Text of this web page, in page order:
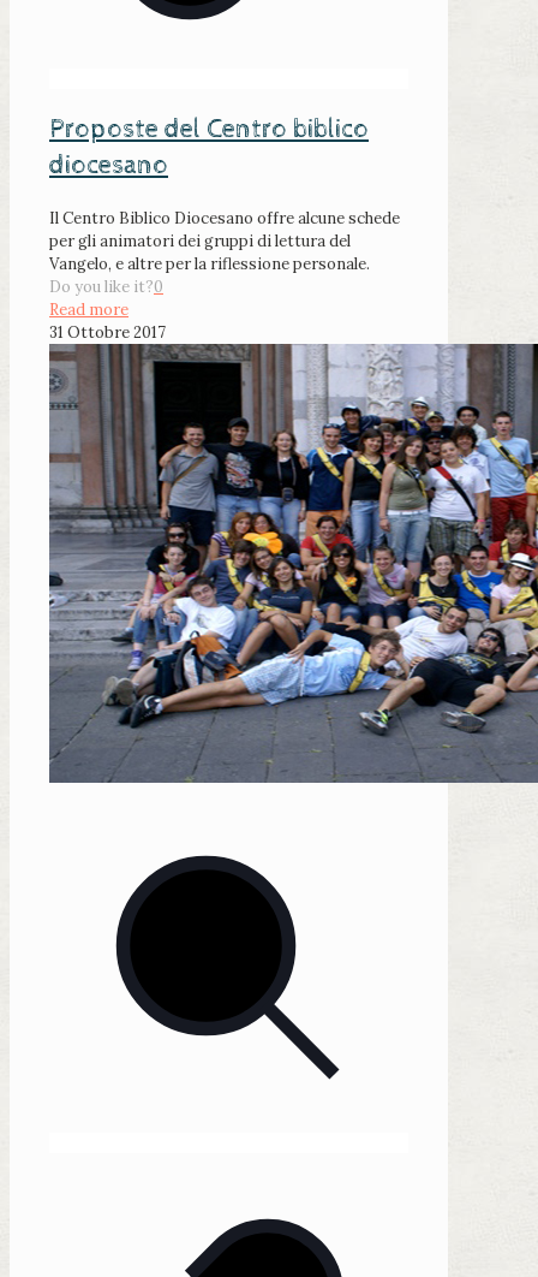
Proposte del Centro biblico
diocesano
Il Centro Biblico Diocesano offre alcune schede
per gli animatori dei gruppi di lettura del
Vangelo, e altre per la riflessione personale.
Do you like it?0
Read more
31 Ottobre 2017